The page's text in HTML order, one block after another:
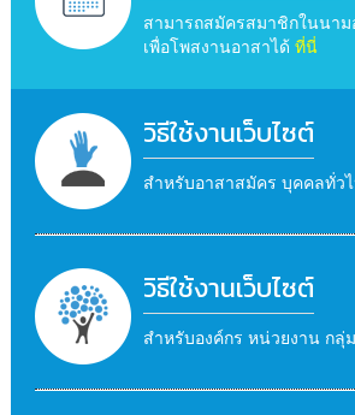
สามารถสมัครสมาชิกในนา
เพื่อโพสงานอาสาได้ ที่นี่
วิธีใช้งานเว็บไซต์
สำหรับอาสาสมัคร บุคคลทั่ว
วิธีใช้งานเว็บไซต์
สำหรับองค์กร หน่วยงาน กลุ่